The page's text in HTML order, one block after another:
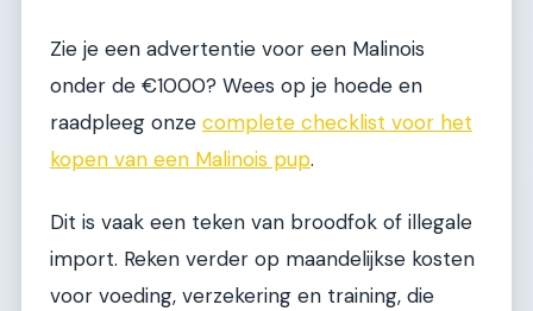
Zie je een advertentie voor een Malinois
onder de €1000? Wees op je hoede en
raadpleeg onze complete checklist voor het
kopen van een Malinois pup.
Dit is vaak een teken van broodfok of illegale
import. Reken verder op maandelijkse kosten
voor voeding, verzekering en training, die